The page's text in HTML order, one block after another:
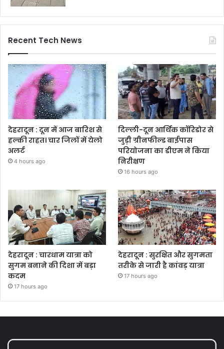
Recent Tech News
देहरादून : दून में आज बारिश से
हल्की राहत। चार जिलों में येलो
अलर्ट
4 hours ago
दिल्ली-दून आर्थिक कॉरिडोर से
जुड़ी ग्रीनफील्ड बाईपास
परियोजना का डीएम ने किया
निरीक्षण
16 hours ago
देहरादून : चारधाम यात्रा को
सुगम बनाने की दिशा में बड़ा
कदम
17 hours ago
देहरादून : सुरक्षित और सुगमता
तरीके से जारी है कांवड़ यात्रा
17 hours ago